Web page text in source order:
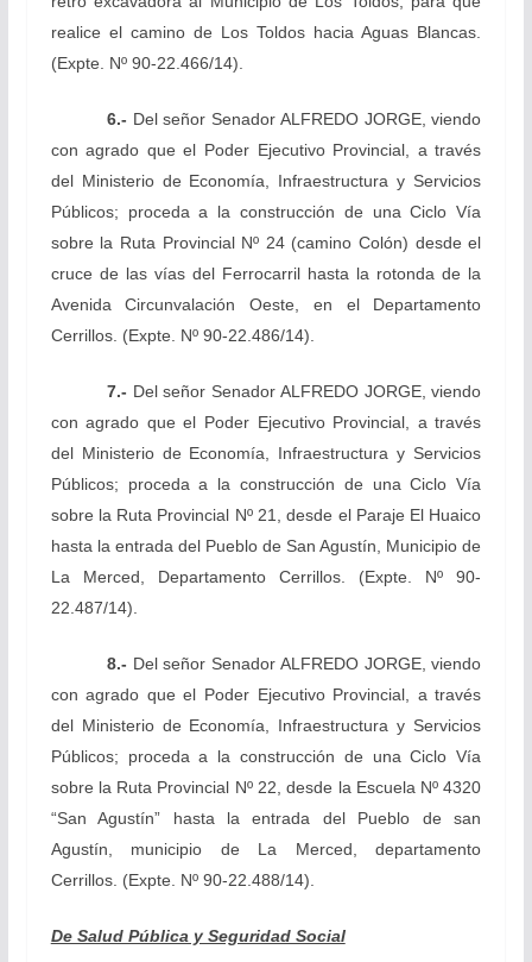
realice el camino de Los Toldos hacia Aguas Blancas.
(Expte. Nº 90-22.466/14).
6.- Del señor Senador ALFREDO JORGE,viendo
con agrado que el Poder Ejecutivo Provincial, a través
del Ministerio de Economía, Infraestructura y Servicios
Públicos; proceda a la construcción de una Ciclo Vía
sobre la Ruta Provincial Nº 24 (camino Colón) desde el
cruce de las vías del Ferrocarril hasta la rotonda de la
Avenida Circunvalación Oeste, en el Departamento
Cerrillos. (Expte. Nº 90-22.486/14).
7.- Del señor Senador ALFREDO JORGE,viendo
con agrado que el Poder Ejecutivo Provincial, a través
del Ministerio de Economía, Infraestructura y Servicios
Públicos; proceda a la construcción de una Ciclo Vía
sobre la Ruta Provincial Nº 21, desde el Paraje El Huaico
hasta la entrada del Pueblo de San Agustín, Municipio de
La Merced, Departamento Cerrillos. (Expte. Nº 90-
22.487/14).
8.- Del señor Senador ALFREDO JORGE,viendo
con agrado que el Poder Ejecutivo Provincial, a través
del Ministerio de Economía, Infraestructura y Servicios
Públicos; proceda a la construcción de una Ciclo Vía
sobre la Ruta Provincial Nº 22, desde la Escuela Nº 4320
“San Agustín” hasta la entrada del Pueblo de san
Agustín, municipio de La Merced, departamento
Cerrillos. (Expte. Nº 90-22.488/14).
De Salud Pública y Seguridad Social